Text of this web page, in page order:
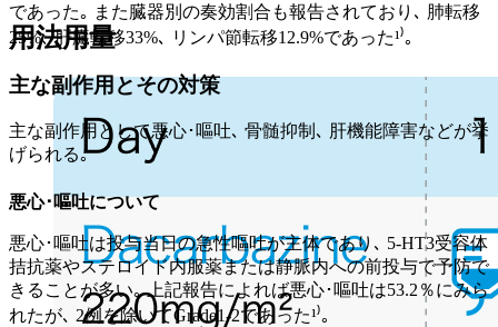
であった｡ また臓器別の奏効割合も報告されており､ 肺転移
25%､ 肝臓転移33%､ リンパ節転移12.9%であった¹⁾｡
主な副作用とその対策
主な副作用として悪心･嘔吐､ 骨髄抑制､ 肝機能障害などが挙
げられる｡
悪心･嘔吐について
悪心･嘔吐は投与当日の急性嘔吐が主体であり､ 5-HT3受容体
拮抗薬やステロイド内服薬または静脈内への前投与で予防で
きることが多い｡ 上記報告によれば悪心･嘔吐は53.2％にみら
れたが､ 2例を除いてGrade1-2であった¹⁾｡
用法用量